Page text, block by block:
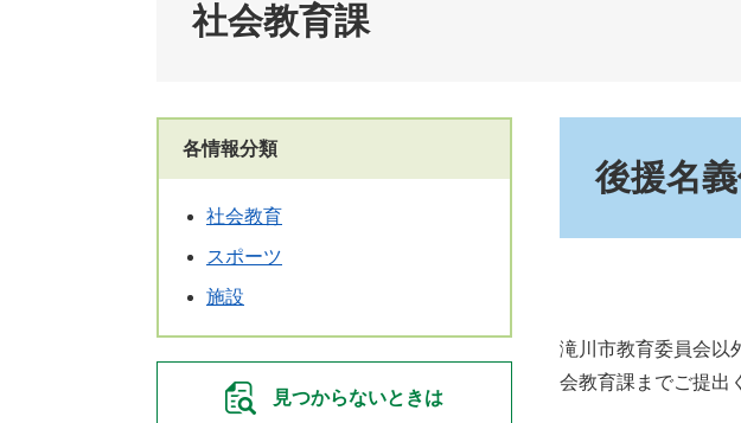
社会教育課
後援名
滝川市教育委員会以
会教育課までご提出
各情報分類
社会教育
スポーツ
施設
見つからないときは